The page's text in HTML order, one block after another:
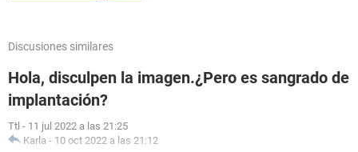
Discusiones similares
Hola, disculpen la imagen.¿Pero es sangrado de
implantación?
Ttl - 11 jul 2022 a las 21:25
Karla - 10 oct 2022 a las 21:12